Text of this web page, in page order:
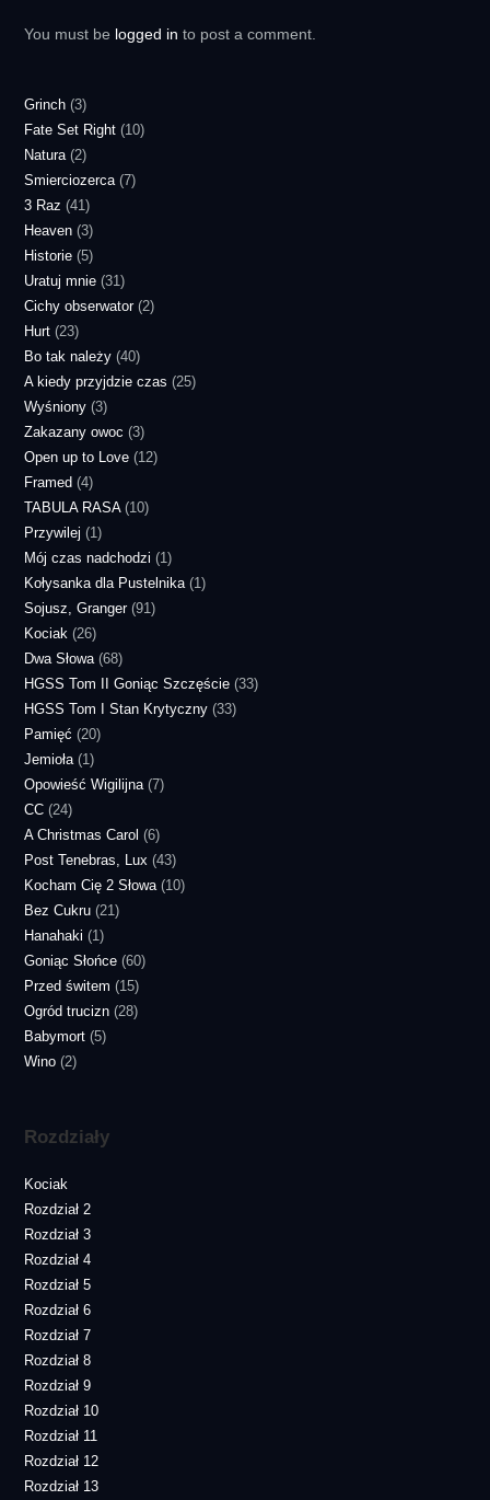
You must be logged in to post a comment.
Grinch (3)
Fate Set Right (10)
Natura (2)
Smierciozerca (7)
3 Raz (41)
Heaven (3)
Historie (5)
Uratuj mnie (31)
Cichy obserwator (2)
Hurt (23)
Bo tak należy (40)
A kiedy przyjdzie czas (25)
Wyśniony (3)
Zakazany owoc (3)
Open up to Love (12)
Framed (4)
TABULA RASA (10)
Przywilej (1)
Mój czas nadchodzi (1)
Kołysanka dla Pustelnika (1)
Sojusz, Granger (91)
Kociak (26)
Dwa Słowa (68)
HGSS Tom II Goniąc Szczęście (33)
HGSS Tom I Stan Krytyczny (33)
Pamięć (20)
Jemioła (1)
Opowieść Wigilijna (7)
CC (24)
A Christmas Carol (6)
Post Tenebras, Lux (43)
Kocham Cię 2 Słowa (10)
Bez Cukru (21)
Hanahaki (1)
Goniąc Słońce (60)
Przed świtem (15)
Ogród trucizn (28)
Babymort (5)
Wino (2)
Rozdziały
Kociak
Rozdział 2
Rozdział 3
Rozdział 4
Rozdział 5
Rozdział 6
Rozdział 7
Rozdział 8
Rozdział 9
Rozdział 10
Rozdział 11
Rozdział 12
Rozdział 13